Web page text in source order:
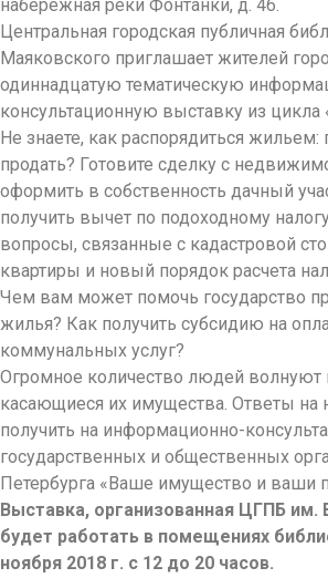
набережная реки Фонтанки, д. 46.
Центральная городская публичная
Маяковского приглашает жителей
одиннадцатую тематическую
консультационную выставку из цикла
Не знаете, как распорядиться жильем:
продать? Готовите сделку с
оформить в собственность дачный
получить вычет по подоходному
вопросы, связанные с кадастровой
квартиры и новый порядок расчета
Чем вам может помочь государство
жилья? Как получить субсидию на
коммунальных услуг?
Огромное количество людей
касающиеся их имущества. Ответы на
получить на информационно-
государственных и общественных
Петербурга «Ваше имущество и ваши
Выставка, организованная ЦГПБ им.
будет работать в помещениях
ноября 2018 г. с 12 до 20 часов.